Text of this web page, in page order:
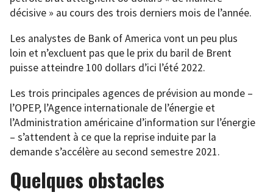
décisive » au cours des trois derniers mois de l’année.
Les analystes de Bank of America vont un peu plus
loin et n’excluent pas que le prix du baril de Brent
puisse atteindre 100 dollars d’ici l’été 2022.
Les trois principales agences de prévision au monde –
l’OPEP, l’Agence internationale de l’énergie et
l’Administration américaine d’information sur l’énergie
– s’attendent à ce que la reprise induite par la
demande s’accélère au second semestre 2021.
Quelques obstacles